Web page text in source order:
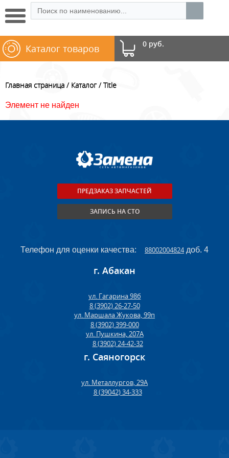
0 руб.
Каталог товаров
Главная страница Каталог Title
Элемент не найден
ПРЕДЗАКАЗ ЗАПЧАСТЕЙ
ЗАПИСЬ НА СТО
Телефон для оценки качества: 88002004824доб. 4
г. Абакан
ул. Гагарина 98б
8 (3902) 26-27-50
ул. Маршала Жукова, 99п
8 (3902) 399-000
ул. Пушкина, 207А
8 (3902) 24-42-32
г. Саяногорск
ул. Металлургов, 29А
8 (39042) 34-333